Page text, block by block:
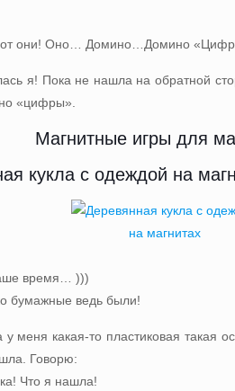
они! Оно… Домино… Домино
я! Пока не нашла на обратной
«цифры».
Магнитные игры для
кукла с одеждой на
время… )))
бумажные ведь были!
меня какая-то пластиковая такая
Говорю:
Что я нашла!